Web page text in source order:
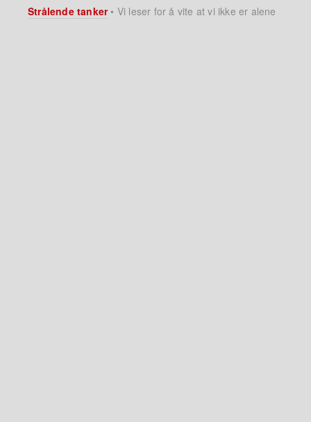
Strålende tanker• Vi leser for å vite at vi ikke er alene